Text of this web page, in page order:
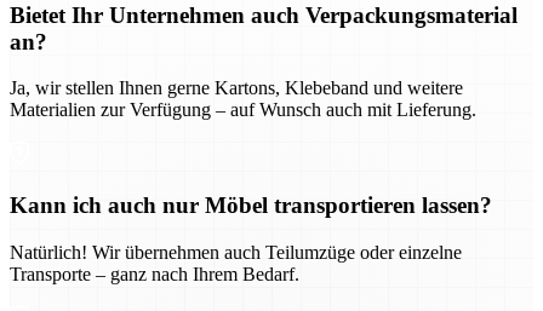
Bietet Ihr Unternehmen auch Verpackungsmaterial
an?
Ja, wir stellen Ihnen gerne Kartons, Klebeband und weitere
Materialien zur Verfügung – auf Wunsch auch mit Lieferung.
Kann ich auch nur Möbel transportieren lassen?
Natürlich! Wir übernehmen auch Teilumzüge oder einzelne
Transporte – ganz nach Ihrem Bedarf.